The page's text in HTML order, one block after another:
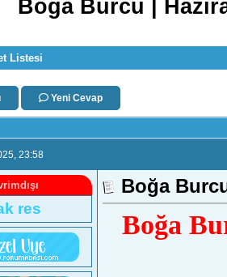
Boğa Burcu |
Listesi
Yeni Cevap
, 23:58
res
Boğa
Boğa